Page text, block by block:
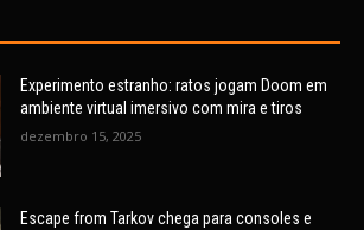
Experimento estranho: ratos jogam Doom em
ambiente virtual imersivo com mira e tiros
dezembro 15, 2025
Escape from Tarkov chega para consoles e